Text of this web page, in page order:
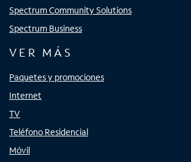
Spectrum Community Solutions
Spectrum Business
VER MÁS
Paquetes y promociones
Internet
TV
Teléfono Residencial
Móvil